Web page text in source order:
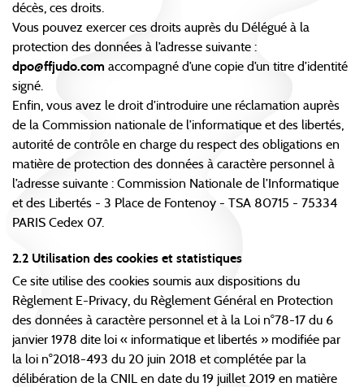
décès, ces droits.
Vous pouvez exercer ces droits auprès du Délégué à la
protection des données à l’adresse suivante :
dpo@ffjudo.com accompagné d’une copie d’un titre d’identité
signé.
Enfin, vous avez le droit d’introduire une réclamation auprès
de la Commission nationale de l’informatique et des libertés,
autorité de contrôle en charge du respect des obligations en
matière de protection des données à caractère personnel à
l’adresse suivante : Commission Nationale de l’Informatique
et des Libertés - 3 Place de Fontenoy - TSA 80715 - 75334
PARIS Cedex 07.
2.2 Utilisation des cookies et statistiques
Ce site utilise des cookies soumis aux dispositions du
Règlement E-Privacy, du Règlement Général en Protection
des données à caractère personnel et à la Loi n°78-17 du 6
janvier 1978 dite loi « informatique et libertés » modifiée par
la loi n°2018-493 du 20 juin 2018 et complétée par la
délibération de la CNIL en date du 19 juillet 2019 en matière